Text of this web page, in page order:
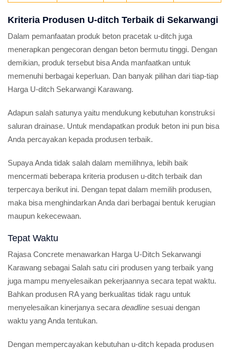
Kriteria Produsen U-ditch Terbaik di Sekarwangi
Dalam pemanfaatan produk beton pracetak u-ditch juga
menerapkan pengecoran dengan beton bermutu tinggi. Dengan
demikian, produk tersebut bisa Anda manfaatkan untuk
memenuhi berbagai keperluan. Dan banyak pilihan dari tiap-tiap
Harga U-ditch Sekarwangi Karawang.
Adapun salah satunya yaitu mendukung kebutuhan konstruksi
saluran drainase. Untuk mendapatkan produk beton ini pun bisa
Anda percayakan kepada produsen terbaik.
Supaya Anda tidak salah dalam memilihnya, lebih baik
mencermati beberapa kriteria produsen u-ditch terbaik dan
terpercaya berikut ini. Dengan tepat dalam memilih produsen,
maka bisa menghindarkan Anda dari berbagai bentuk kerugian
maupun kekecewaan.
Tepat Waktu
Rajasa Concrete menawarkan Harga U-Ditch Sekarwangi
Karawang sebagai Salah satu ciri produsen yang terbaik yang
juga mampu menyelesaikan pekerjaannya secara tepat waktu.
Bahkan produsen RA yang berkualitas tidak ragu untuk
menyelesaikan kinerjanya secara deadline sesuai dengan
waktu yang Anda tentukan.
Dengan mempercayakan kebutuhan u-ditch kepada produsen